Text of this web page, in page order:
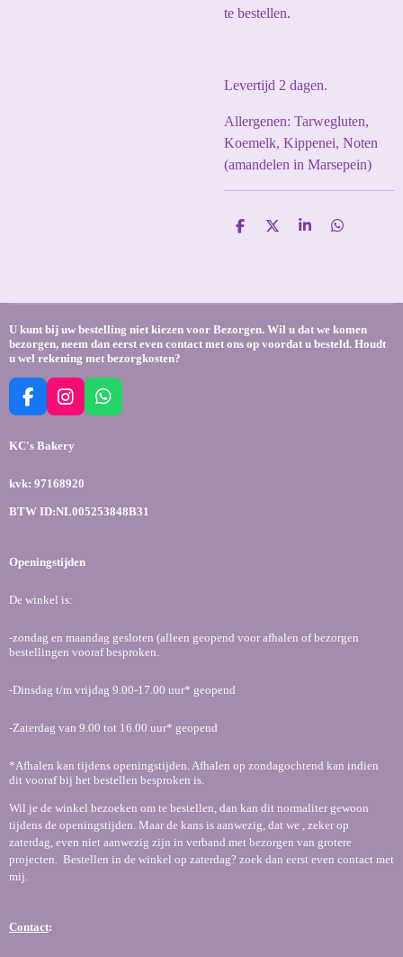
te bestellen.
Levertijd 2 dagen.
Allergenen: Tarwegluten,
Koemelk, Kippenei, Noten
(amandelen in Marsepein)
D
D
S
D
U kunt bij uw bestelling niet kiezen voor Bezorgen. Wil u dat we komen
bezorgen, neem dan eerst even contact met ons op voordat u besteld. Houdt
u wel rekening met bezorgkosten?
F
c
o
o
I
g
r
W
p
KC's Bakery
kvk: 97168920
BTW ID:NL005253848B31
Openingstijden
De winkel is:
-zondag en maandag gesloten (alleen geopend voor afhalen of bezorgen
bestellingen vooraf besproken.
-Dinsdag t/m vrijdag 9.00-17.00 uur* geopend
-Zaterdag van 9.00 tot 16.00 uur* geopend
*Afhalen kan tijdens openingstijden. Afhalen op zondagochtend kan indien
dit vooraf bij het bestellen besproken is.
Wil je de winkel bezoeken om te bestellen, dan kan dit normaliter gewoon
tijdens de openingstijden. Maar de kans is aanwezig, dat we , zeker op
zaterdag, even niet aanwezig zijn in verband met bezorgen van grotere
projecten. Bestellen in de winkel op zaterdag? zoek dan eerst even contact met
mij.
Contact: